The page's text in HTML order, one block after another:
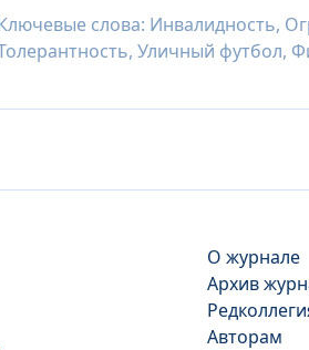
слова: Инвалидность,
Уличный футбол,
О журнале
Архив
Авторам